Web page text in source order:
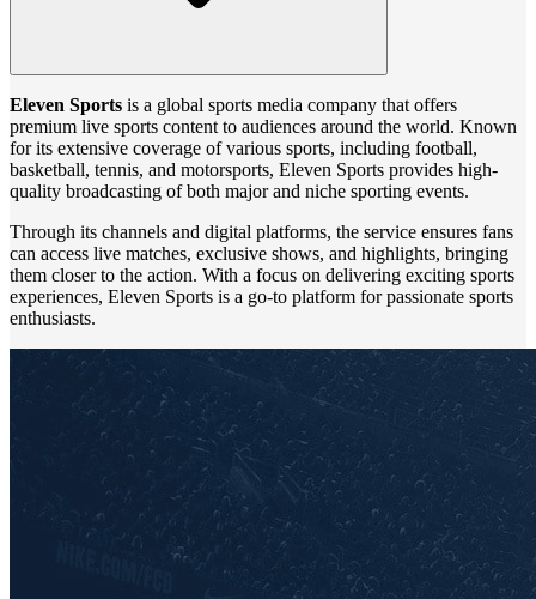
Eleven Sports is a global sports media company that offers
premium live sports content to audiences around the world. Known
for its extensive coverage of various sports, including football,
basketball, tennis, and motorsports, Eleven Sports provides high-
quality broadcasting of both major and niche sporting events.
Through its channels and digital platforms, the service ensures fans
can access live matches, exclusive shows, and highlights, bringing
them closer to the action. With a focus on delivering exciting sports
experiences, Eleven Sports is a go-to platform for passionate sports
enthusiasts.